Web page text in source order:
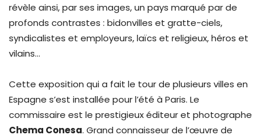
révèle ainsi, par ses images, un pays marqué par de
profonds contrastes : bidonvilles et gratte-ciels,
syndicalistes et employeurs, laïcs et religieux, héros et
vilains…
Cette exposition qui a fait le tour de plusieurs villes en
Espagne s’est installée pour l’été à Paris. Le
commissaire est le prestigieux éditeur et photographe
Chema Conesa. Grand connaisseur de l’œuvre de